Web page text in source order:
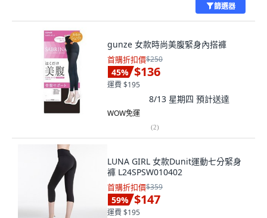
篩選器
gunze 女款時尚美腹緊身內搭褲
首購折扣價$250
45% $136
運費 $195
8/13 星期四 預計送達
WOW免運
(2)
LUNA GIRL 女款Dunit運動七分緊身
褲 L24SPSW010402
首購折扣價$359
59% $147
運費 $195